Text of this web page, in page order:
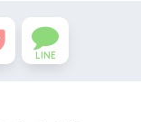
LINE